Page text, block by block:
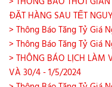
ĐẶT HÀNG SAU TẾT
> Thông Báo Tăng Tỷ Giá
> Thông Báo Tăng Tỷ Giá
> THÔNG BÁO LỊCH
VÀ 30/4 - 1/5/2024